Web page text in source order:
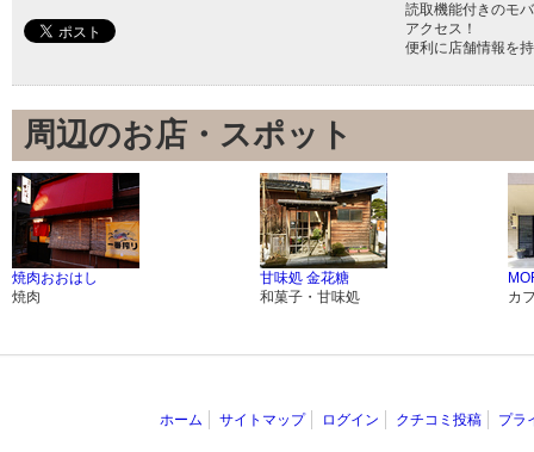
読取機能付きのモ
アクセス！
便利に店舗情報を
周辺のお店・スポット
焼肉おおはし
焼肉
甘味処 金花糖
和菓子・甘味処
カ
ホーム サイトマップ ログイン クチコミ投稿 プラ